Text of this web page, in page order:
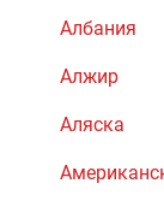
Албания
Алжир
Аляска